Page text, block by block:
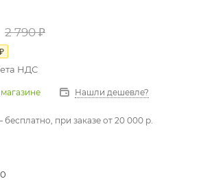
2 790₽
₽
НДС
магазине Нашли дешевле?
при заказе от 20 000 р.